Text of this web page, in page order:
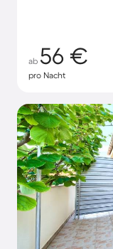
ab 56 €
pro Nacht